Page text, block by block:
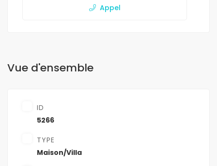
Appel
Vue d'ensemble
ID
5266
TYPE
Maison/Villa